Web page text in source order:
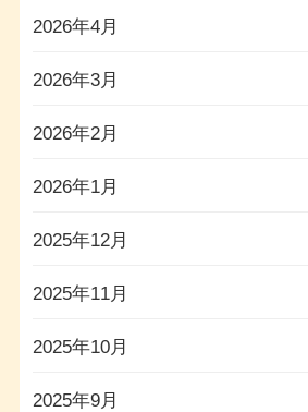
2026年4月
2026年3月
2026年2月
2026年1月
2025年12月
2025年11月
2025年10月
2025年9月